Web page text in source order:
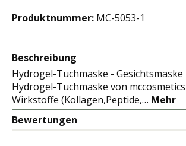
Produktnummer: MC-5053-1
Beschreibung
Hydrogel-Tuchmaske -
Hydrogel-Tuchmaske von
Wirkstoffe (Kollagen,Peptide,… Mehr
Bewertungen